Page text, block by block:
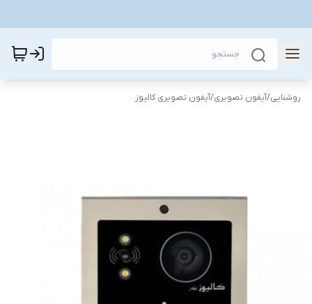
روشنایی/آیفون تصویری/آیفون تصویری کالیوز